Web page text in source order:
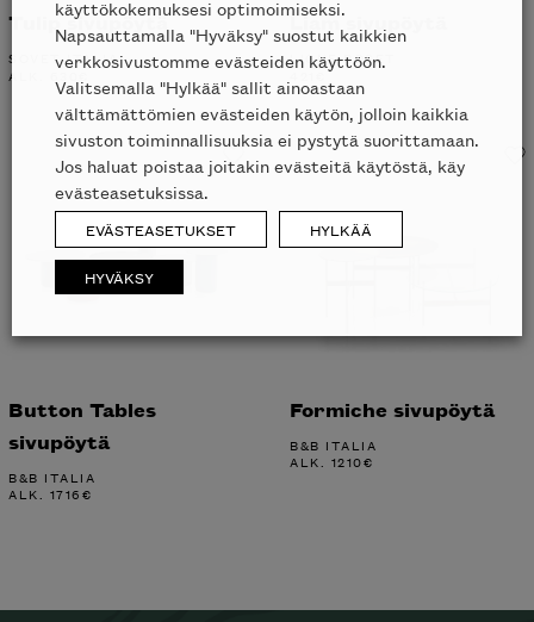
Tulip sivupöytä
SOVET ITALIA
ALK. 630 €
Liam sivupöytä
LIGNE ROSET
421€
Button Tables
sivupöytä
B&B ITALIA
ALK. 1716€
Formiche sivupöytä
B&B ITALIA
ALK. 1210€
käyttökokemuksesi optimoimiseksi.
Napsauttamalla "Hyväksy" suostut kaikkien
verkkosivustomme evästeiden käyttöön.
Valitsemalla "Hylkää" sallit ainoastaan
välttämättömien evästeiden käytön, jolloin kaikkia
sivuston toiminnallisuuksia ei pystytä suorittamaan.
Jos haluat poistaa joitakin evästeitä käytöstä, käy
evästeasetuksissa.
EVÄSTEASETUKSET HYLKÄÄ
HYVÄKSY